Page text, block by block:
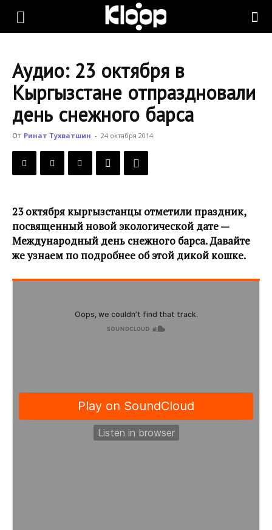
KLOOP.KG
Новости
Кыргызстана
Аудио: 23 октября в
Кыргызстане отпраздновали
день снежного барса
От Ринат Тухватшин - 24 октября 2014
23 октября кыргызстанцы отметили праздник,
посвященный новой экологической дате —
Международный день снежного барса. Давайте
же узнаем по подробнее об этой дикой кошке.